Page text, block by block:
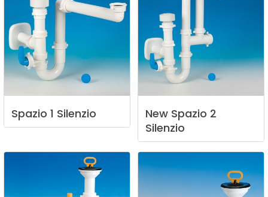
Spazio 1 Silenzio New Spazio 2
Silenzio